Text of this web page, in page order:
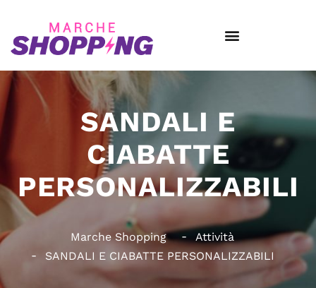
SANDALI E
CIABATTE
PERSONALIZZABILI
Marche Shopping
Attività
SANDALI E CIABATTE PERSONALIZZABILI